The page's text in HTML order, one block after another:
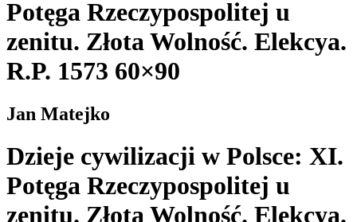
Potęga Rzeczypospolitej u
zenitu. Złota Wolność. Elekcya.
R.P. 1573 60×90
Jan Matejko
Dzieje cywilizacji w Polsce: XI.
Potęga Rzeczypospolitej u
zenitu. Złota Wolność. Elekcya.